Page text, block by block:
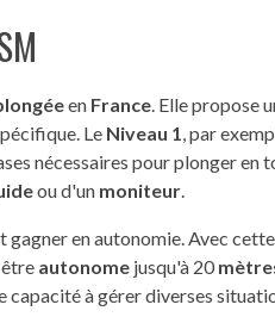
en France . Elle propose
Le Niveau 1 , par
nécessaires pour plonger en
ou d'un moniteur
gagner en autonomie. Avec
autonome jusqu'à 20
capacité à gérer diverses